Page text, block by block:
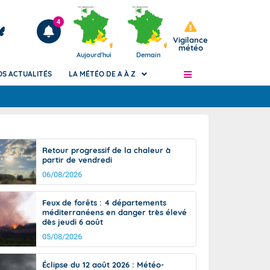
Articles
4
Aujourd'hui Demain
Vigilance
météo
de
Phénomènes dangereux de J+2 à J+7
Avertissement pluies intenses à l'échelle
des communes (Apic)
Bulletins Marine
Bulletins d'estimation du risque
d'avalanche
Météo des forêts
Vigicrues
ACTUALITÉS LA MÉTÉO DE A À Z
Retour progressif de la chaleur à
partir de vendredi
06/08/2026
Feux de forêts : 4 départements
méditerranéens en danger très élevé
dès jeudi 6 août
05/08/2026
Éclipse du 12 août 2026 : Météo-